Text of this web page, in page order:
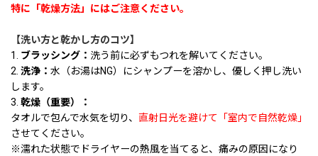
特に「乾燥方法」にはご注意ください。
【洗い方と乾かし方のコツ】
1. ブラッシング： 洗う前に必ずもつれを解いてください。
2. 洗浄： 水（お湯はNG）にシャンプーを溶かし、優しく押し洗い
します。
3. 乾燥（重要）：
タオルで包んで水気を切り、 直射日光を避けて「室内で自然乾燥」
させてください。
※濡れた状態でドライヤーの熱風を当てると、痛みの原因になり